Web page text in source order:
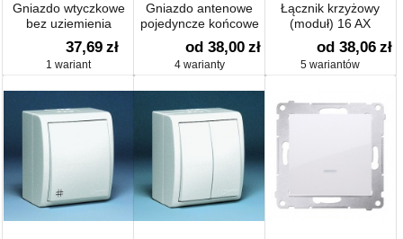
Gniazdo wtyczkowe
bez uziemienia
podwójne, klapka biała
37,69 zł
1 wariant
Gniazdo antenowe
pojedyncze końcowe
(moduł)
od 38,00 zł
4 warianty
Łącznik krzyżowy
(moduł) 16 AX
od 38,06 zł
5 wariantów